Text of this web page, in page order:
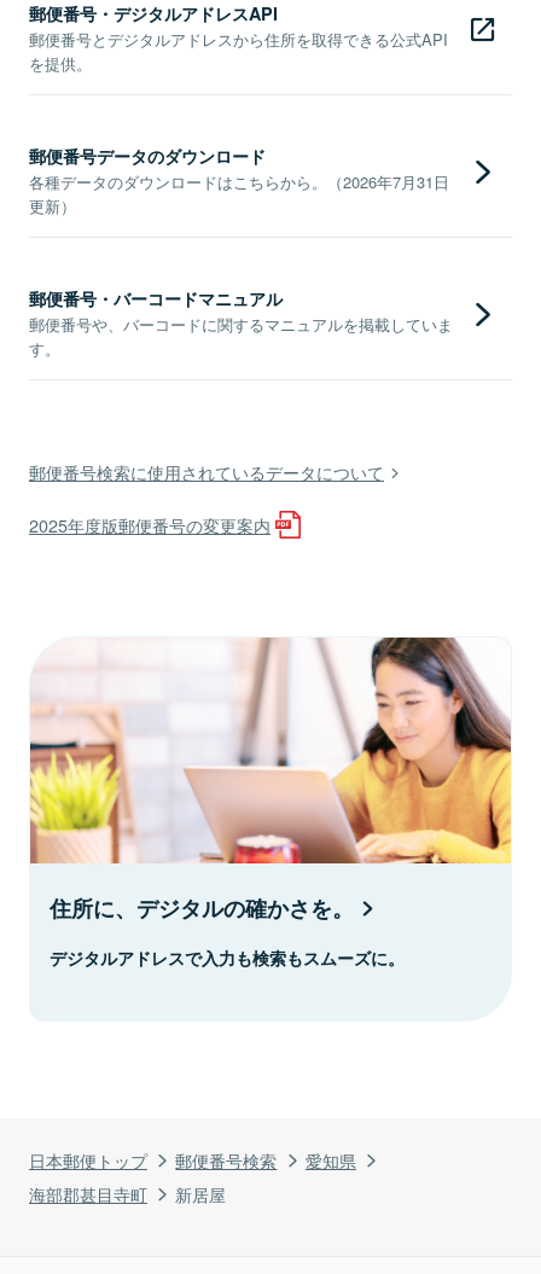
日本郵便トップ 郵便番号検索
愛知県
海部郡甚目寺町
新居屋
郵便番号・デジタルアドレスAPI
郵便番号とデジタルアドレスから住所を取得できる公式API
を提供。
郵便番号データのダウンロード
各種データのダウンロードはこちらから。（2026年7月31日
更新）
郵便番号・バーコードマニュアル
郵便番号や、バーコードに関するマニュアルを掲載していま
す。
郵便番号検索に使用されているデータについて
2025年度版郵便番号の変更案内
住所に、デジタルの確かさを。
デジタルアドレスで入力も検索もスムーズに。